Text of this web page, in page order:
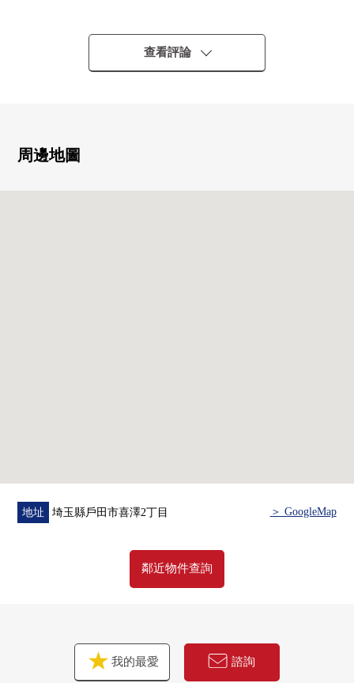
・關於頂樓(7樓)，陽光、通風、風景良好
・51.76平方公尺的開放感覺溢出來的屋頂陽台
・附帶來客時便利的TV監視器的內部對講機
・容易做喜澤小學(約480m)喜澤第2公園(約160m)和育兒的
居住環境
房屋的詳細、需討論是如感興趣,歡迎請隨時聯繫我們。
查看評論
周邊地圖
地址 埼玉縣戶田市喜澤2丁目 ＞ GoogleMap
鄰近物件查詢
我的最愛 諮詢